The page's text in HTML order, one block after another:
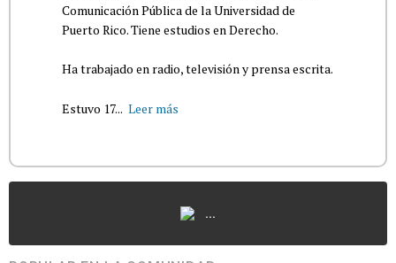
Comunicación Pública de la Universidad de
Puerto Rico. Tiene estudios en Derecho.
Ha trabajado en radio, televisión y prensa escrita.
Estuvo 17... Leer más
...